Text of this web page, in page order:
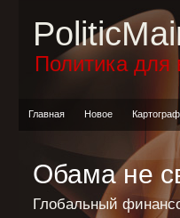
Политика для
Главная Новое Картограф
Обама не
Глобальный